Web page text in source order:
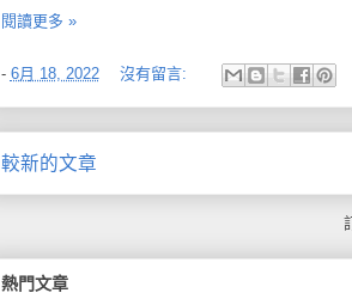
閱讀更多 »
- 6月 18, 2022 沒有留言:
較新的文章
熱門文章